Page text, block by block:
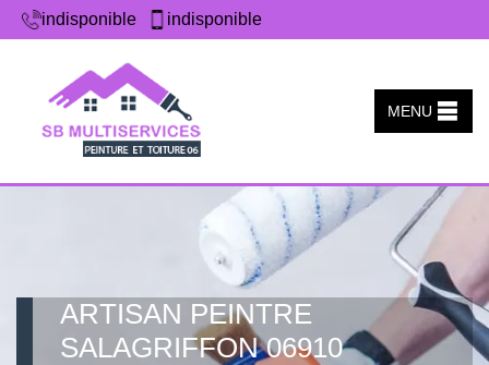
indisponible indisponible
MENU
ARTISAN PEINTRE
SALAGRIFFON 06910